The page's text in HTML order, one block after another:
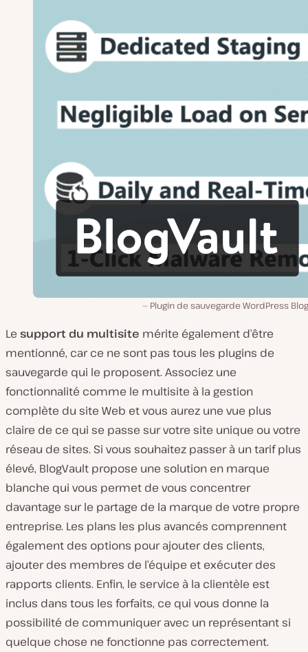
Plugin de sauvegarde WordPress
Le support du multisite mérite également d’être
mentionné, car ce ne sont pas tous les plugins de
sauvegarde qui le proposent. Associez une
fonctionnalité comme le multisite à la gestion
complète du site Web et vous aurez une vue plus
claire de ce qui se passe sur votre site unique ou votre
réseau de sites. Si vous souhaitez passer à un tarif plus
élevé, BlogVault propose une solution en marque
blanche qui vous permet de vous concentrer
davantage sur le partage de la marque de votre propre
entreprise. Les plans les plus avancés comprennent
également des options pour ajouter des clients,
ajouter des membres de l’équipe et exécuter des
rapports clients. Enfin, le service à la clientèle est
inclus dans tous les forfaits, ce qui vous donne la
possibilité de communiquer avec un représentant si
quelque chose ne fonctionne pas correctement.